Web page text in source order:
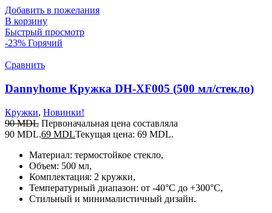
Добавить в пожелания
В корзину
Быстрый просмотр
-23% Горячий
Сравнить
Dannyhome Кружка DH-XF005 (500 мл/стекло)
Кружки, Новинки!
90MDL Первоначальная цена составляла
90 MDL.69 MDLТекущая цена: 69 MDL.
Материал: термостойкое стекло,
Объем: 500 мл,
Комплектация: 2 кружки,
Температурный диапазон: от -40°C до +300°C,
Стильный и минималистичный дизайн.